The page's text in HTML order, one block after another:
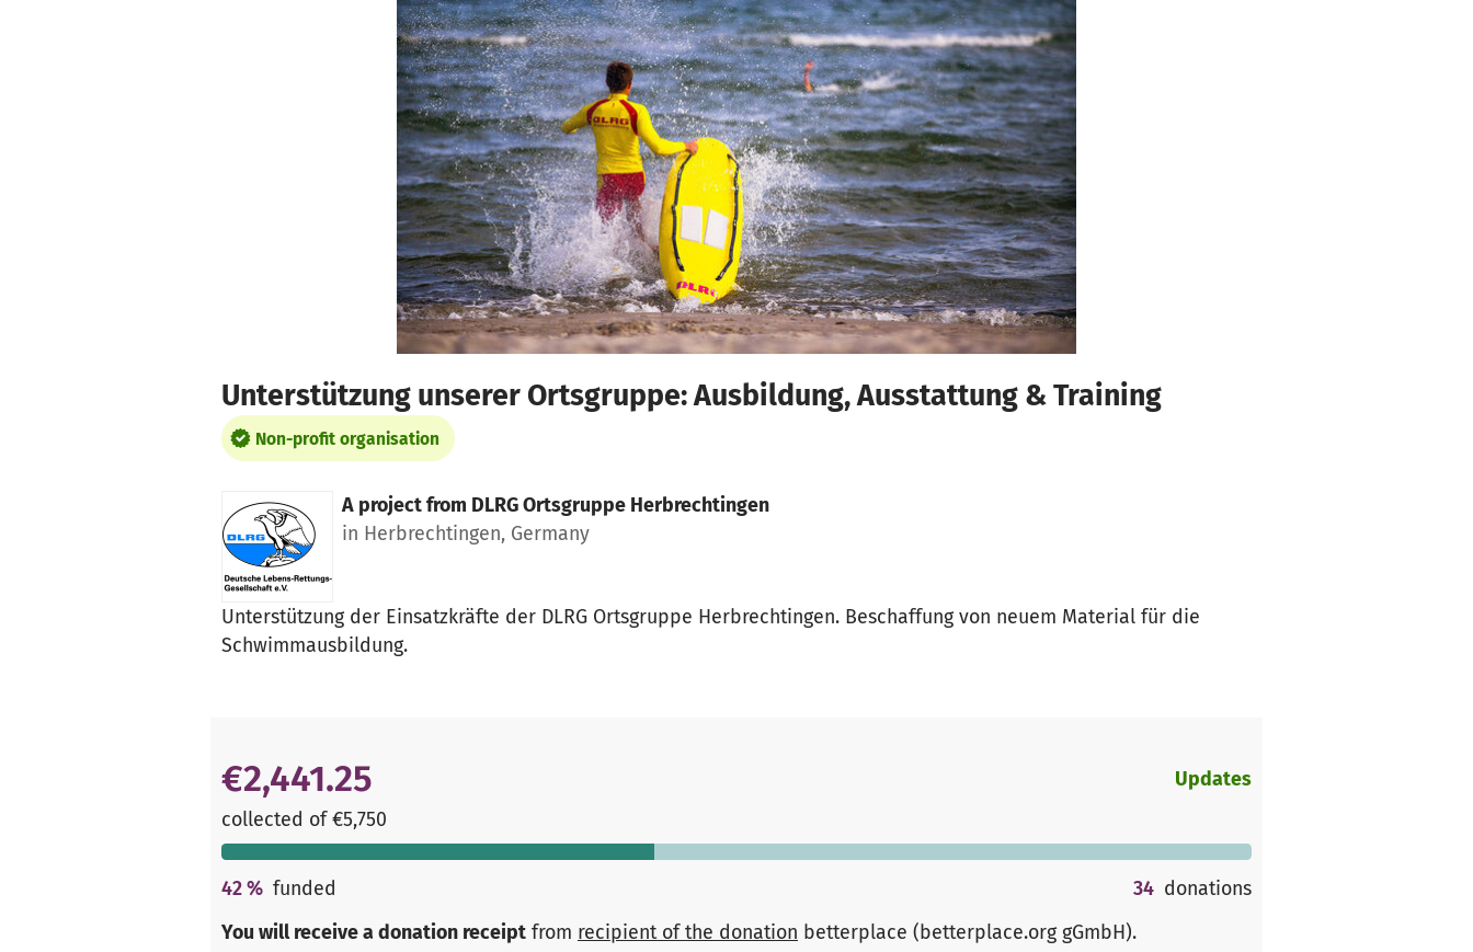
Unterstützung unserer Ortsgruppe: Ausbildung, Ausstattung & Training
Non-profit organisation
A project from DLRG Ortsgruppe Herbrechtingen
in Herbrechtingen, Germany
Unterstützung der Einsatzkräfte der DLRG Ortsgruppe Herbrechtingen. Beschaffung von neuem Material für die
Schwimmausbildung.
€2,441.25
collected of €5,750
Updates
42% funded 34 donations
You will receive a donation receipt from recipient of the donation betterplace (betterplace.org gGmbH).